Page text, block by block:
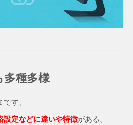
多種多様
す、
設定などに違いや特徴がある。